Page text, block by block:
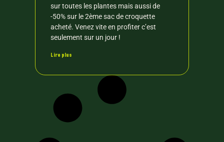
sur toutes les plantes mais aussi de
-50% sur le 2ème sac de croquette
acheté. Venez vite en profiter c’est
seulement sur un jour !
Lire plus